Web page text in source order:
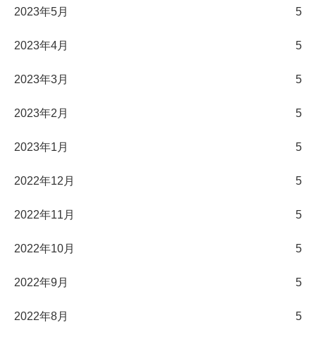
2023年5月 5
2023年4月 5
2023年3月 5
2023年2月 5
2023年1月 5
2022年12月 5
2022年11月 5
2022年10月 5
2022年9月 5
2022年8月 5